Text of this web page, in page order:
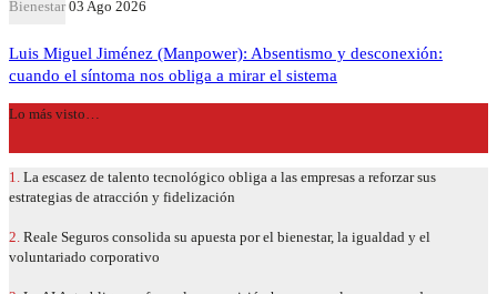
Bienestar 03 Ago 2026
Luis Miguel Jiménez (Manpower): Absentismo y desconexión:
cuando el síntoma nos obliga a mirar el sistema
Lo más visto…
1. La escasez de talento tecnológico obliga a las empresas a reforzar sus
estrategias de atracción y fidelización
2. Reale Seguros consolida su apuesta por el bienestar, la igualdad y el
voluntariado corporativo